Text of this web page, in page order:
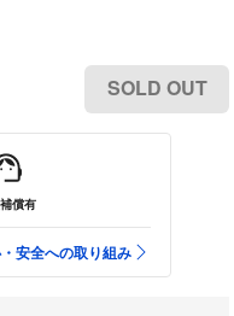
SOLD OUT
償有
安全への取り組み